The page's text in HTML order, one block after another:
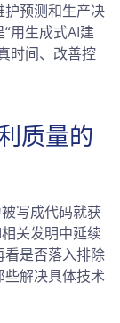
预测和生产决
用生成式AI建
时间、改善控
质量的
写成代码就获
关发明中延续
看是否落入排除
些解决具体技术